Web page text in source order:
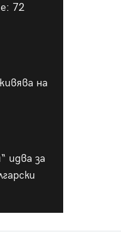
72
на
идва за